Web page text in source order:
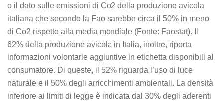
o il dato sulle emissioni di Co2 della produzione avicola
italiana che secondo la Fao sarebbe circa il 50% in meno
di Co2 rispetto alla media mondiale (Fonte: Faostat). Il
62% della produzione avicola in Italia, inoltre, riporta
informazioni volontarie aggiuntive in etichetta disponibili al
consumatore. Di queste, il 52% riguarda l’uso di luce
naturale e il 50% degli arricchimenti ambientali. La densità
inferiore ai limiti di legge è indicata dal 30% degli aderenti